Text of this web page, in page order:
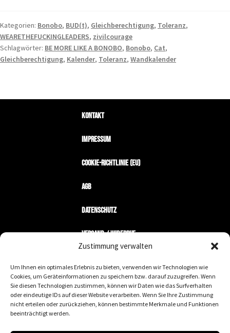
Zustimmung verwalten
Um Ihnen ein optimales Erlebnis zu bieten, verwenden wir Technologien wie
Cookies, um Geräteinformationen zu speichern bzw. darauf zuzugreifen. Wenn
Sie diesen Technologien zustimmen, können wir Daten wie das Surfverhalten
oder eindeutige IDs auf dieser Website verarbeiten. Wenn Sie Ihre Zustimmung
nicht erteilen oder zurückziehen, können bestimmte Merkmale und Funktionen
beeinträchtigt werden.
Kategorien: Bonobo, BUD(t), Gleichberechtigung, Toleranz,
WEARETHEFUCKINGLEADERS, zivilcourage
Schlagwörter: BE MORE LIKE A BONOBO, Bonobo, Cat,
Gleichberechtigung, Kalender, Toleranz, Wandkalender
Kontakt
Impressum
Cookie-Richtlinie (EU)
AGB
Datenschutz
Versand / Widerruf
Mein Konto
Wir machen keine Geschäfte mit Nazis.